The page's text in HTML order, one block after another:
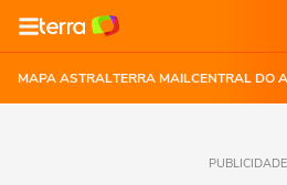
MAPA ASTRALTERRA MAILCENTRAL DO
PUBLICIDADE